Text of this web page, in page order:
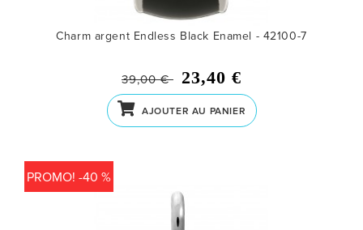
Charm argent Endless Black Enamel - 42100-7
39,00 € 23,40 €
AJOUTER AU PANIER
PROMO! -40 %